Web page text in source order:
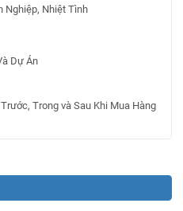
Nghiệp, Nhiệt Tình
Dự Án
Trong và Sau Khi Mua Hàng